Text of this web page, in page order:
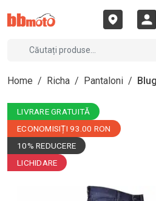
Home / Richa / Pantaloni /
LIVRARE GRATUITĂ
ECONOMISIȚI 93.00 RON
10% REDUCERE
LICHIDARE